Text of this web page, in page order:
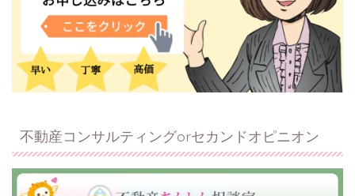
不動産コンサルティングorセカンドオピニオン